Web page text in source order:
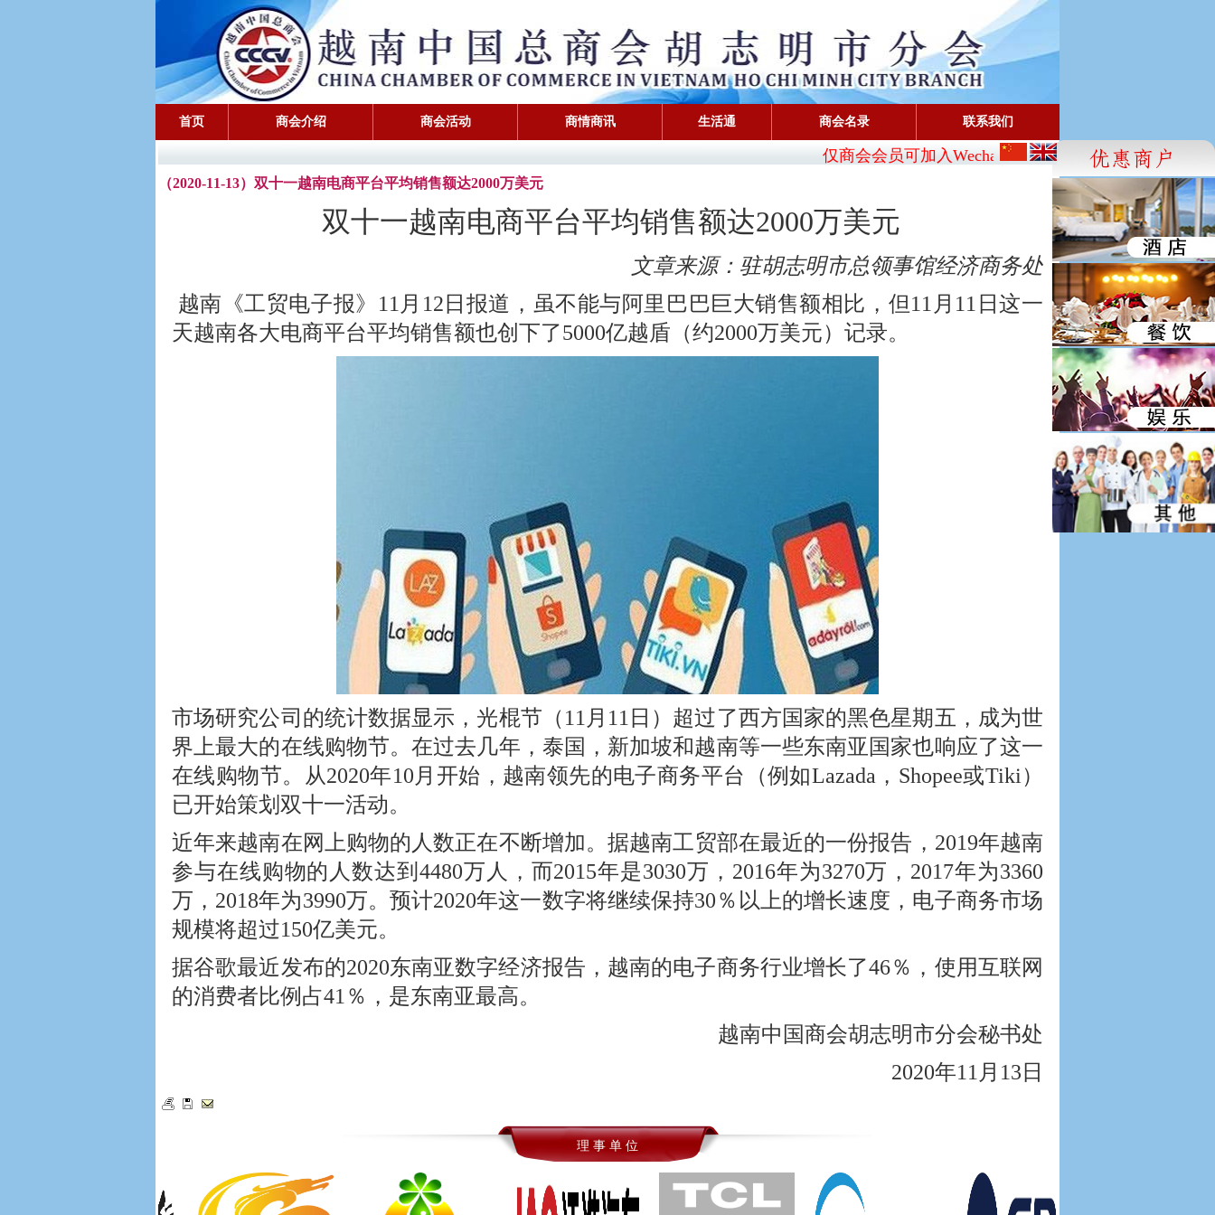
首页 商会介绍 商会活动 商情商讯 生活通 商会名录 联系我们
仅商会会员可加入Wechat: CBA_SG - FaceBook:
（2020-11-13）双十一越南电商平台平均销售额达2000万美元
双十一越南电商平台平均销售额达2000万美元
文章来源： 驻胡志明市总领事馆经济商务处
越南《工贸电子报》11月12日报道，虽不能与阿里巴巴巨大销售额相比，但11月11日这一
天越南各大电商平台平均销售额也创下了5000亿越盾（约2000万美元）记录。
市场研究公司的统计数据显示，光棍节（11月11日）超过了西方国家的黑色星期五，成为世
界上最大的在线购物节。在过去几年，泰国，新加坡和越南等一些东南亚国家也响应了这一
在线购物节。从2020年10月开始，越南领先的电子商务平台（例如Lazada，Shopee或Tiki）
已开始策划双十一活动。
近年来越南在网上购物的人数正在不断增加。据越南工贸部在最近的一份报告，2019年越南
参与在线购物的人数达到4480万人，而2015年是3030万，2016年为3270万，2017年为3360
万，2018年为3990万。预计2020年这一数字将继续保持30％以上的增长速度，电子商务市场
规模将超过150亿美元。
据谷歌最近发布的2020东南亚数字经济报告，越南的电子商务行业增长了46％，使用互联网
的消费者比例占41％，是东南亚最高。
越南中国商会胡志明市分会秘书处
2020年11月13日
理 事 单 位